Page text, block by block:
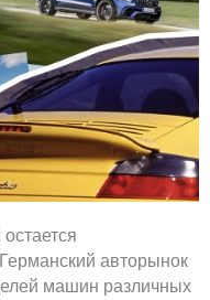
авторынок
машин различных